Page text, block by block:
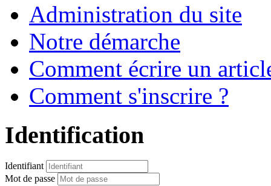
Administration du site
Notre démarche
Comment écrire un
Comment s'inscrire ?
Identification
Identifiant
Mot de passe